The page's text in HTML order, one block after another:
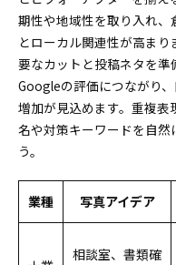
期性や地域性を取り入れ
とローカル関連性が高ま
要なカットと投稿ネタを
Googleの評価につながり
増加が見込めます。重複
名や対策キーワードを自然
う。
業種 写真アイデア
相談室、書類確